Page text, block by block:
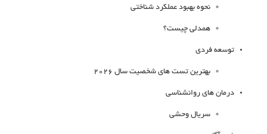
نحوه بهبود عملکرد شناختی
همدلی چیست؟
توسعه فردی
بهترین تست های شخصیت سال 2026
درمان های روانشناسی
سریال وحشی